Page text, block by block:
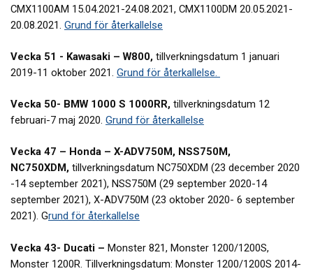
CMX1100AM 15.04.2021-24.08.2021, CMX1100DM 20.05.2021-
20.08.2021. Grund för återkallelse
Vecka 51 - Kawasaki – W800, tillverkningsdatum 1 januari
2019-11 oktober 2021. Grund för återkallelse.
Vecka 50- BMW 1000 S 1000RR, tillverkningsdatum 12
februari-7 maj 2020. Grund för återkallelse
Vecka 47 – Honda – X-ADV750M, NSS750M,
NC750XDM, tillverkningsdatum NC750XDM (23 december 2020
-14 september 2021), NSS750M (29 september 2020-14
september 2021), X-ADV750M (23 oktober 2020- 6 september
2021). Grund för återkallelse
Vecka 43- Ducati – Monster 821, Monster 1200/1200S,
Monster 1200R. Tillverkningsdatum: Monster 1200/1200S 2014-